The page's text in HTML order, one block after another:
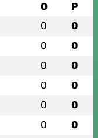
O P
0 0
0 0
0 0
0 0
0 0
0 0